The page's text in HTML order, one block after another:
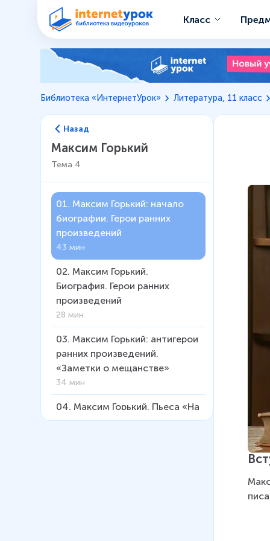
Класс
Библиотека «ИнтернетУрок» Литература, 11 класс
Назад
Максим Горький
Тема 4
01. Максим Горький: начало
биографии. Герои ранних
произведений
43 мин
02. Максим Горький.
Биография. Герои ранних
произведений
28 мин
03. Максим Горький: антигерои
ранних произведений.
«Заметки о мещанстве»
34 мин
04. Максим Горький. Пьеса «На
дне»